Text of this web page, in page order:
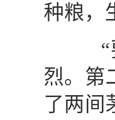
种粮，
“要
烈。第
了两间